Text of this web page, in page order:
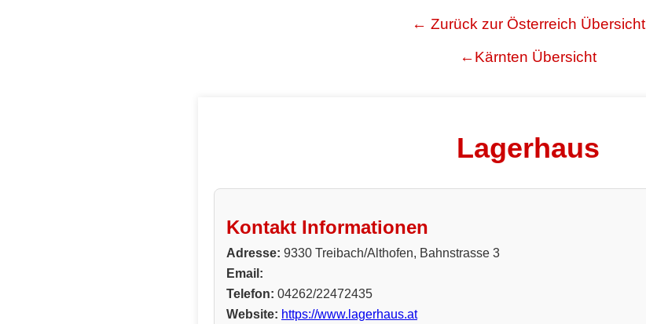
← Zurück zur Österreich Übersicht
←Kärnten Übersicht
Lagerhaus
Kontakt Informationen
Adresse: 9330 Treibach/Althofen, Bahnstrasse 3
Email:
Telefon: 04262/22472435
Website: https://www.lagerhaus.at